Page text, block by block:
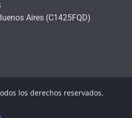
Aires (C1425FQD)
los derechos reservados.